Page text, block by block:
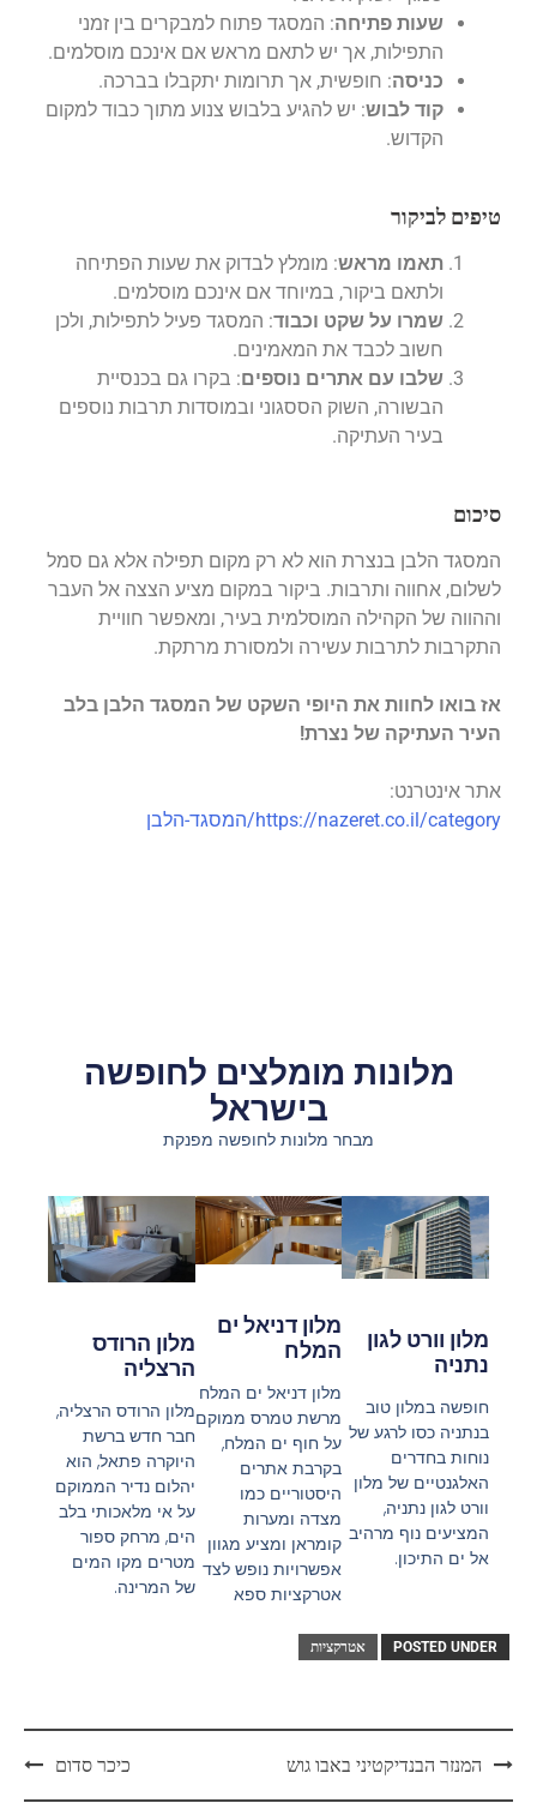
שעות פתיחה: המסגד פתוח למבקרים בין זמני
התפילות, אך יש לתאם מראש אם אינכם מוסלמים.
כניסה: חופשית, אך תרומות יתקבלו בברכה.
קוד לבוש: יש להגיע בלבוש צנוע מתוך כבוד למקום
הקדוש.
טיפים לביקור
תאמו מראש: מומלץ לבדוק את שעות הפתיחה
ולתאם ביקור, במיוחד אם אינכם מוסלמים.
שמרו על שקט וכבוד: המסגד פעיל לתפילות, ולכן
חשוב לכבד את המאמינים.
שלבו עם אתרים נוספים: בקרו גם בכנסיית
הבשורה, השוק הססגוני ובמוסדות תרבות נוספים
בעיר העתיקה.
סיכום
המסגד הלבן בנצרת הוא לא רק מקום תפילה אלא גם סמל
לשלום, אחווה ותרבות. ביקור במקום מציע הצצה אל העבר
וההווה של הקהילה המוסלמית בעיר, ומאפשר חוויית
התקרבות לתרבות עשירה ולמסורת מרתקת.
אז בואו לחוות את היופי השקט של המסגד הלבן בלב
העיר העתיקה של נצרת!
אתר אינטרנט:
https://nazeret.co.il/category/המסגד-הלבן
מלונות מומלצים לחופשה
בישראל
מבחר מלונות לחופשה מפנקת
מלון וורט לגון
נתניה
חופשה במלון טוב
בנתניה כסו לרגע של
נוחות בחדרים
האלגנטיים של מלון
וורט לגון נתניה,
המציעים נוף מרהיב
אל ים התיכון.
מלון דניאל ים
המלח
​מלון דניאל ים המלח
מרשת טמרס ממוקם
על חוף ים המלח,
בקרבת אתרים
היסטוריים כמו
מצדה ומערות
קומראן ומציע מגוון
אפשרויות נופש לצד
אטרקציות ספא
מלון הרודס
הרצליה
מלון הרודס הרצליה,
חבר חדש ברשת
היוקרה פתאל, הוא
יהלום נדיר הממוקם
על אי מלאכותי בלב
הים, מרחק ספור
מטרים מקו המים
של המרינה.
POSTED UNDER אטרקציות
המנזר הבנדיקטיני באבו גוש כיכר סדום